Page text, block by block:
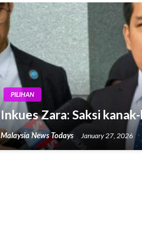
PILIHAN
Inkues Zara: Saksi
Malaysia News Todays January 27, 2026